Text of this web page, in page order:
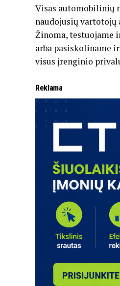
Visas automobilinių
naudojusių
Žinoma, testuojame
arba pasiskoliname
visus įrenginio
Reklama